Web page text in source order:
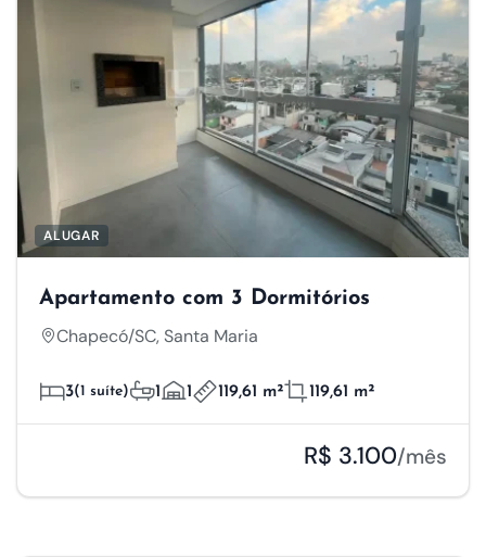
ALUGAR
Apartamento com 3 Dormitórios
Chapecó/SC, Santa Maria
3(1 suíte) 1 1 119,61 m² 119,61 m²
R$ 3.100/mês